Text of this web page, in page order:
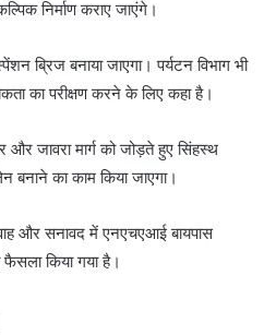
निर्माण कराए जाएंगे।
ब्रिज बनाया जाएगा। पर्यटन विभाग भी
का परीक्षण करने के लिए कहा है।
जावरा मार्ग को जोड़ते हुए सिंहस्थ
बनाने का काम किया जाएगा।
और सनावद में एनएचएआई बायपास
किया गया है।